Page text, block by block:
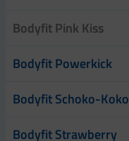
Bodyfit Pink Kiss
Bodyfit Powerkick
Bodyfit Schoko-Koko
Bodyfit Strawberry